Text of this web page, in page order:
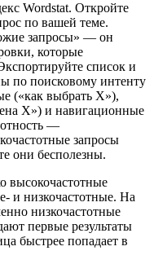
Wordstat. Откройте
по вашей теме.
запросы» — он
которые
список и
по поисковому интенту
(«как выбрать X»),
X») и навигационные
—
запросы
они бесполезны.
высокочастотные
и низкочастотные. На
низкочастотные
первые результаты
быстрее попадает в